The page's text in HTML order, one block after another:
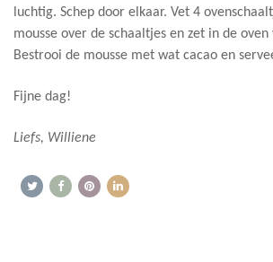
luchtig. Schep door elkaar. Vet 4
mousse over de schaaltjes en zet in de
Bestrooi de mousse met wat cacao en
Fijne dag!
Liefs, Williene